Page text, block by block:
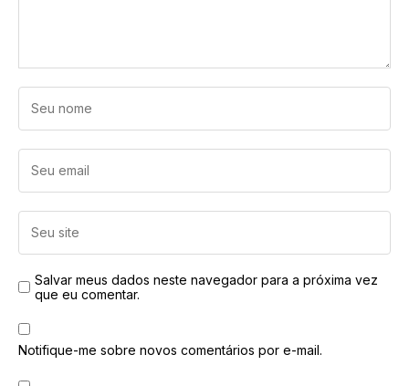
Salvar meus dados neste navegador para a próxima vez
que eu comentar.
Notifique-me sobre novos comentários por e-mail.